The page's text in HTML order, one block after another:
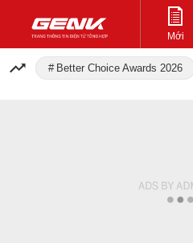
Mới
Better Choice Awards 2026